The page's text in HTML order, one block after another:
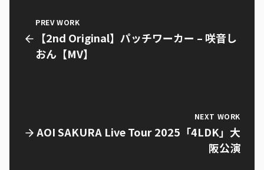
PREV WORK
【2nd Original】パッチワーカー – 咲音し
おん【MV】
NEXT WORK
AOI SAKURA Live Tour 2025「4LDK」大
阪公演